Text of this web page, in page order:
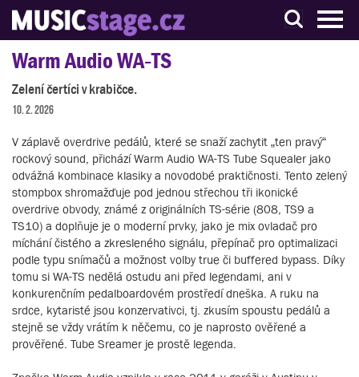
S muzikanty pro muzikanty
Warm Audio WA‑TS
Zelení čertíci v krabičce.
10. 2. 2026
V záplavě overdrive pedálů, které se snaží zachytit „ten pravý“
rockový sound, přichází Warm Audio WA-TS Tube Squealer jako
odvážná kombinace klasiky a novodobé praktičnosti. Tento zelený
stompbox shromažďuje pod jednou střechou tři ikonické
overdrive obvody, známé z originálních TS-série (808, TS9 a
TS10) a doplňuje je o moderní prvky, jako je mix ovladač pro
míchání čistého a zkresleného signálu, přepínač pro optimalizaci
podle typu snímačů a možnost volby true či buffered bypass. Díky
tomu si WA-TS nedělá ostudu ani před legendami, ani v
konkurenčním pedalboardovém prostředí dneška. A ruku na
srdce, kytaristé jsou konzervativci, tj. zkusím spoustu pedálů a
stejně se vždy vrátím k něčemu, co je naprosto ověřené a
prověřené. Tube Sreamer je prostě legenda.